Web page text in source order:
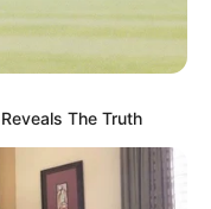
The Truth